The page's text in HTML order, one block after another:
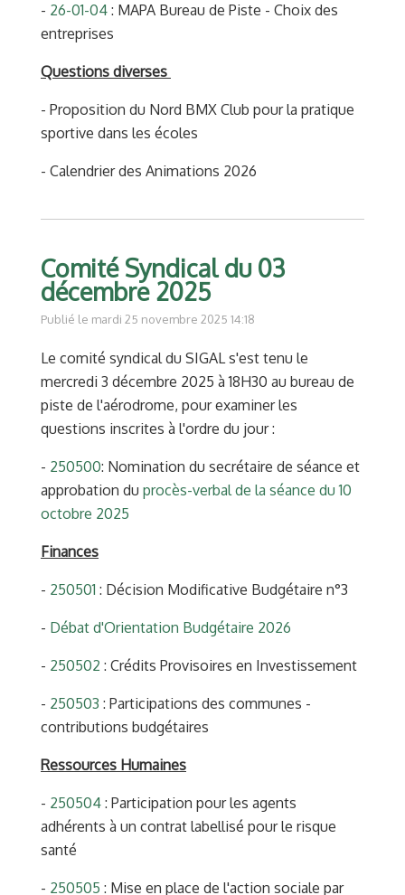
- 26-01-04 : MAPA Bureau de Piste - Choix des
entreprises
Questions diverses
- Proposition du Nord BMX Club pour la pratique
sportive dans les écoles
- Calendrier des Animations 2026
Comité Syndical du 03
décembre 2025
Publié le mardi 25 novembre 2025 14:18
Le comité syndical du SIGAL s'est tenu le
mercredi 3 décembre 2025 à 18H30 au bureau de
piste de l'aérodrome, pour examiner les
questions inscrites à l'ordre du jour :
- 250500: Nomination du secrétaire de séance et
approbation du procès-verbal de la séance du 10
octobre 2025
Finances
- 250501 : Décision Modificative Budgétaire n°3
- Débat d'Orientation Budgétaire 2026
- 250502 : Crédits Provisoires en Investissement
- 250503 : Participations des communes -
contributions budgétaires
Ressources Humaines
- 250504 : Participation pour les agents
adhérents à un contrat labellisé pour le risque
santé
- 250505 : Mise en place de l'action sociale par